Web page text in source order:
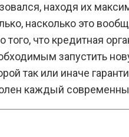
находя их
насколько это
что кредитная
запустить
так или иначе
каждый